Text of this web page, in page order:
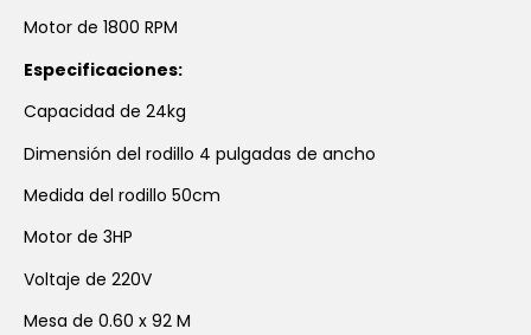
Motor de 1800 RPM
Especificaciones:
Capacidad de 24kg
Dimensión del rodillo 4 pulgadas de ancho
Medida del rodillo 50cm
Motor de 3HP
Voltaje de 220V
Mesa de 0.60 x 92 M